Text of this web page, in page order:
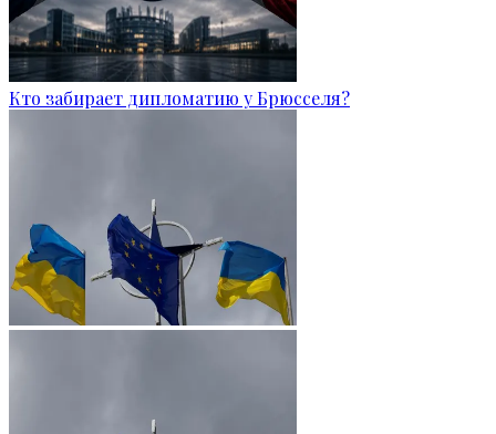
Кто забирает дипломатию у Брюсселя?